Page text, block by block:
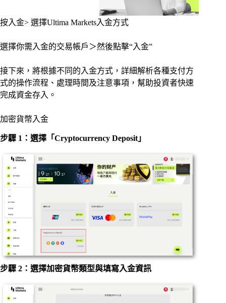
按入金> 選擇Ultima Markets入金方式
選擇你需入金的交易帳戶＞然後點擊“入金”
接下來，將根據不同的入金方式，詳細解析各種支付方
式的操作流程、處理時間及注意事項，幫助投資者快速
完成資金存入。
加密貨幣入金
步驟 1：選擇「Cryptocurrency Deposit」
步驟 2：選擇加密貨幣類型與填寫入金資訊